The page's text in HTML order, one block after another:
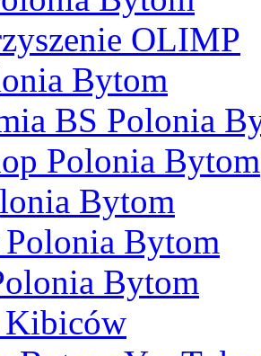
OLIMP
Bytom
BS Polonia
Polonia Bytom
Bytom
Polonia Bytom
Bytom
Kibiców